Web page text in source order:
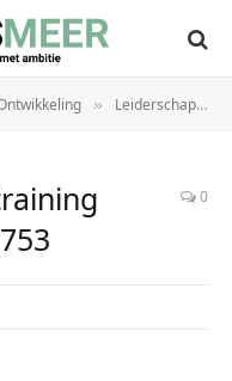
» Leiderschap
0